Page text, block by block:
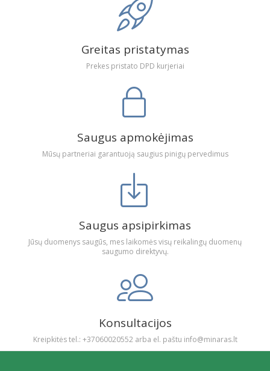
Greitas pristatymas
Prekes pristato DPD kurjeriai
Saugus apmokėjimas
Mūsų partneriai garantuoją saugius pinigų pervedimus
Saugus apsipirkimas
Jūsų duomenys saugūs, mes laikomės visų reikalingų duomenų
saugumo direktyvų.
Konsultacijos
Kreipkitės tel.: +37060020552 arba el. paštu info@minaras.lt